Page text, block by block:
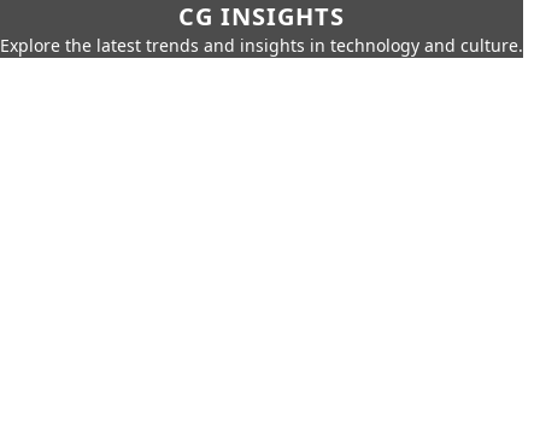
CG INSIGHTS
Explore the latest trends and insights in technology and culture.